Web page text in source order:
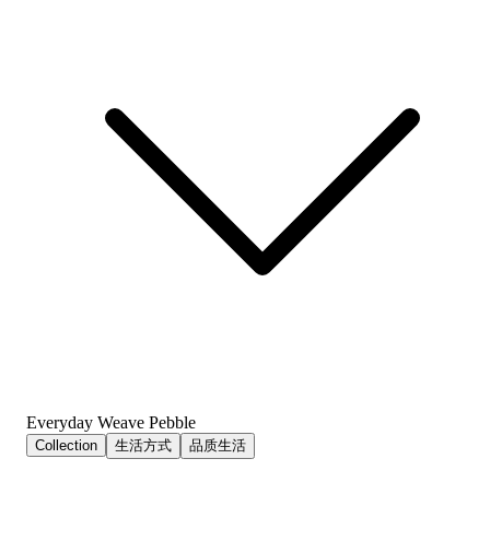
Everyday Weave Pebble
Collection 生活方式 品质生活